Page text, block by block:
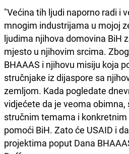
"Većina tih ljudi naporno radi i
mnogim industrijama u mojoj
ljudima njihova domovina BiH
mjesto u njihovim srcima.
BHAAAS i njihovu misiju koja
stručnjake iz dijaspore sa
zemljom. Kada pogledate
vidjećete da je veoma
stručnim temama i
pomoći BiH. Zato će USAID i
projektima poput Dana